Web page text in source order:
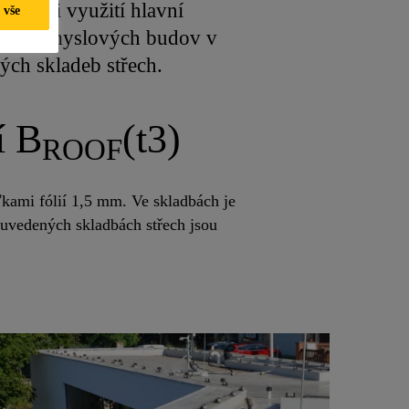
Při využití hlavní
i průmyslových budov v
skladeb střech.
BROOF(t3)
fólií 1,5 mm. Ve skladbách je
skladbách střech jsou